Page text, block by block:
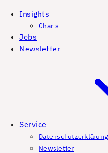
Insights
Charts
Jobs
Newsletter
Service
Datenschutzerklärung
Newsletter